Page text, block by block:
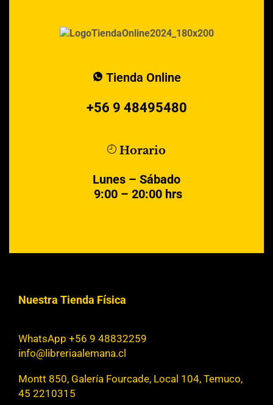
Tienda Online
+56 9 48495480
Horario
Lunes – Sábado
9:00 – 20:00 hrs
Nuestra Tienda Física
WhatsApp +56 9 48832259
info@libreriaalemana.cl
Montt 850, Galería Fourcade, Local 104, Temuco,
45 2210315